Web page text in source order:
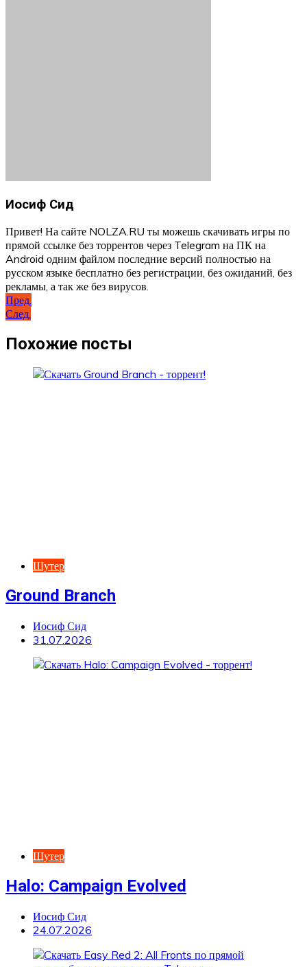
Иосиф Сид
Привет! На сайте NOLZA.RU ты можешь скачивать игры по
прямой ссылке без торрентов через Telegram на ПК на
Android одним файлом последние версий полностью на
русском языке бесплатно без регистрации, без ожиданий, без
рекламы, а так же без вирусов.
Навигация
по
записям
Пред.
След.
Похожие посты
Шутер
Ground Branch
Иосиф Сид
31.07.2026
Шутер
Halo: Campaign Evolved
Иосиф Сид
24.07.2026